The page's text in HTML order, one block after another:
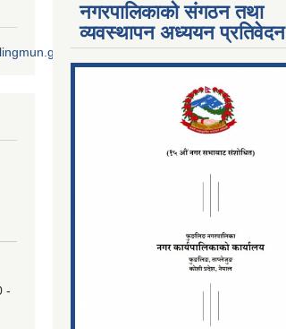
files/documents/Al...
-
नगरपालिकाको संगठन तथा
व्यवस्थापन अध्ययन प्रतिवेदन